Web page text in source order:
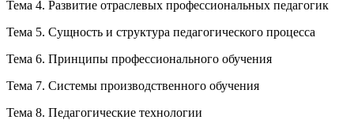
Тема 4. Развитие отраслевых профессиональных педагогик
Тема 5. Сущность и структура педагогического процесса
Тема 6. Принципы профессионального обучения
Тема 7. Системы производственного обучения
Тема 8. Педагогические технологии